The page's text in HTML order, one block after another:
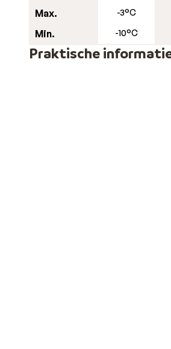
Max.
Min.
-3°C
-10°C
Praktische